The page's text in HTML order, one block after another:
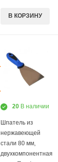
В КОРЗИНУ
20 В наличии
Шпатель из
нержавеющей
стали 80 мм,
двухкомпонентная